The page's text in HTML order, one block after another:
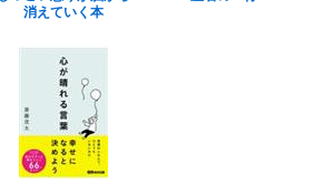
消えていく本